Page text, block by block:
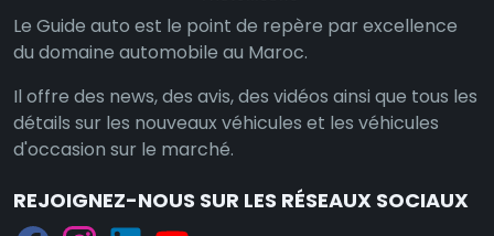
Le Guide auto est le point de repère par excellence
du domaine automobile au Maroc.
Il offre des news, des avis, des vidéos ainsi que tous les
détails sur les nouveaux véhicules et les véhicules
d'occasion sur le marché.
REJOIGNEZ-NOUS SUR LES RÉSEAUX SOCIAUX